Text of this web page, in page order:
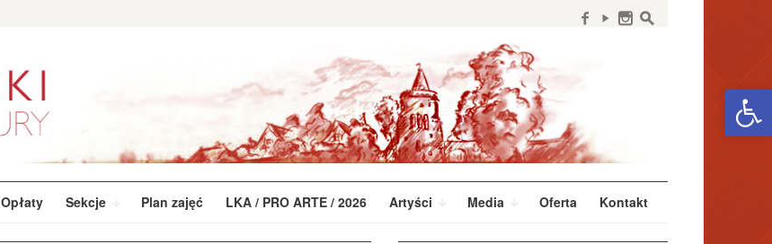
f y n s
Opłaty Sekcje Plan zajęć LKA / PRO ARTE / 2026 Artyści Media Oferta Kontakt